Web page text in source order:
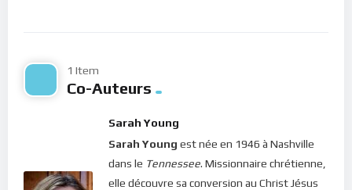
frustraction pour toi, mais elle t’éloigne de moi.
priorité. Ta capacité de corriger ce qui ne va pas
dans le monde est si limitée ! Ne te charge pas
de responsabilités qui ne t’incombent pas.
Parle-moi de tout ce que tu as en tête et
1 Item
Co-Auteurs
Sarah Young
Sarah Young est née en 1946 à Nashville
dans le Tennessee. Missionnaire chrétienne,
elle découvre sa conversion au Christ Jésus